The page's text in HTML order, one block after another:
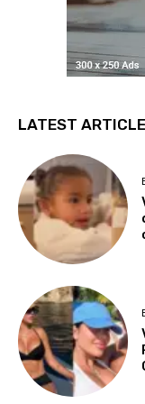
LATEST